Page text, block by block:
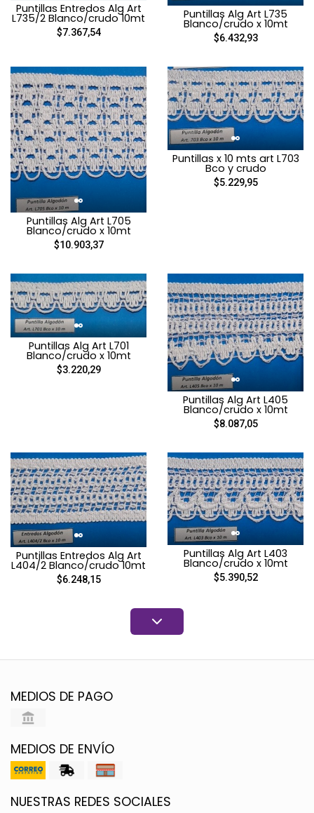
Puntillas Entredos Alg Art
L735/2 Blanco/crudo 10mt
$7.367,54
Puntillas Alg Art L735
Blanco/crudo x 10mt
$6.432,93
Puntillas Alg Art L705
Blanco/crudo x 10mt
$10.903,37
Puntillas x 10 mts art L703
Bco y crudo
$5.229,95
Puntillas Alg Art L701
Blanco/crudo x 10mt
$3.220,29
Puntillas Alg Art L405
Blanco/crudo x 10mt
$8.087,05
Puntillas Entredos Alg Art
L404/2 Blanco/crudo 10mt
$6.248,15
Puntillas Alg Art L403
Blanco/crudo x 10mt
$5.390,52
MEDIOS DE PAGO
MEDIOS DE ENVÍO
NUESTRAS REDES SOCIALES